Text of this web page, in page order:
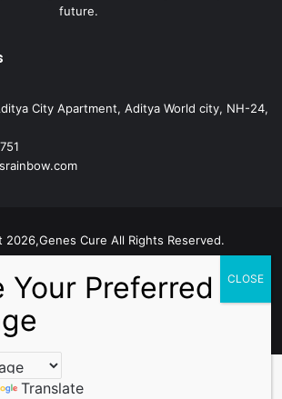
future.
City Apartment, Aditya World city, NH-24,
Cure All Rights Reserved.
X
Translate